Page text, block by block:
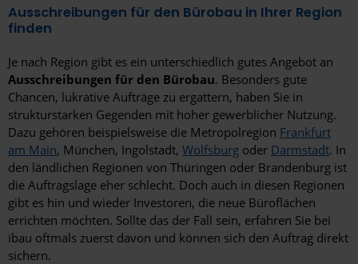
Paderborn
Papenburg
Passau
Pforzheim
Pinneberg
Potsdam
Pulheim
Ratingen
Ausschreibungen für den Bürobau in Ihrer Region
finden
Je nach Region gibt es ein unterschiedlich gutes Angebot an
Ausschreibungen für den Bürobau. Besonders gute
Chancen, lukrative Aufträge zu ergattern, haben Sie in
strukturstarken Gegenden mit hoher gewerblicher Nutzung.
Dazu gehören beispielsweise die Metropolregion Frankfurt
am Main, München, Ingolstadt, Wolfsburg oder Darmstadt. In
den ländlichen Regionen von Thüringen oder Brandenburg ist
die Auftragslage eher schlecht. Doch auch in diesen Regionen
gibt es hin und wieder Investoren, die neue Büroflächen
errichten möchten. Sollte das der Fall sein, erfahren Sie bei
ibau oftmals zuerst davon und können sich den Auftrag direkt
sichern.